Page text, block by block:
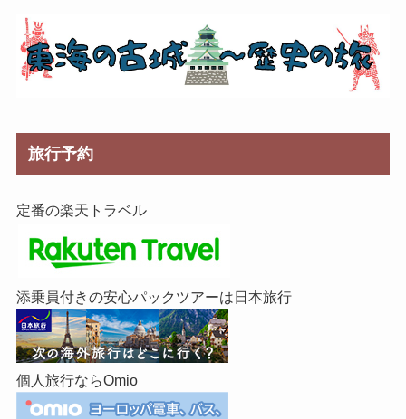
旅行予約
定番の楽天トラベル
添乗員付きの安心パックツアーは日本旅行
個人旅行ならOmio